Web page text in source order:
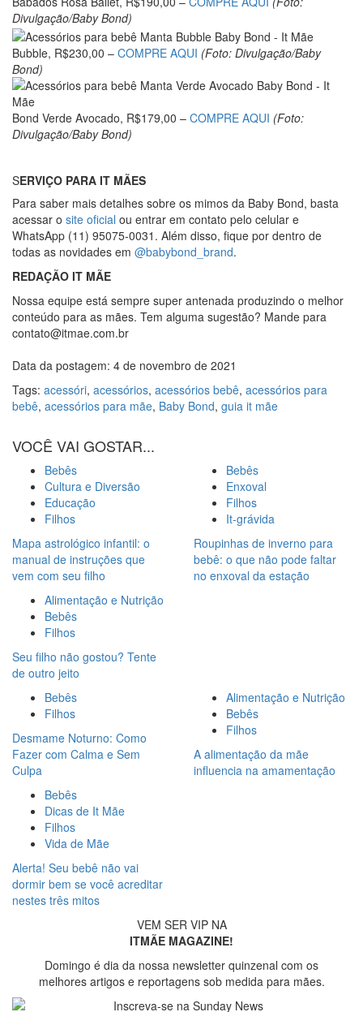
Divulgação/Baby Bond)
Bubble, R$230,00 – COMPRE AQUI (Foto: Divulgação/Baby
Bond)
Bond Verde Avocado, R$179,00 – COMPRE AQUI (Foto:
Divulgação/Baby Bond)
SERVIÇO PARA IT MÃES
Para saber mais detalhes sobre os mimos da Baby Bond, basta
acessar o site oficial ou entrar em contato pelo celular e
WhatsApp (11) 95075-0031. Além disso, fique por dentro de
todas as novidades em @babybond_brand.
REDAÇÃO IT MÃE
Nossa equipe está sempre super antenada produzindo o melhor
conteúdo para as mães. Tem alguma sugestão? Mande para
contato@itmae.com.br
Data da postagem: 4 de novembro de 2021
Tags: acessóri, acessórios, acessórios bebê, acessórios para
bebê, acessórios para mãe, Baby Bond, guia it mãe
VOCÊ VAI GOSTAR...
Bebês
Cultura e Diversão
Educação
Filhos
Mapa astrológico infantil: o
manual de instruções que
vem com seu filho
Bebês
Enxoval
Filhos
It-grávida
Roupinhas de inverno para
bebê: o que não pode faltar
no enxoval da estação
Alimentação e Nutrição
Bebês
Filhos
Seu filho não gostou? Tente
de outro jeito
Bebês
Filhos
Desmame Noturno: Como
Fazer com Calma e Sem
Culpa
Alimentação e Nutrição
Bebês
Filhos
A alimentação da mãe
influencia na amamentação
Bebês
Dicas de It Mãe
Filhos
Vida de Mãe
Alerta! Seu bebê não vai
dormir bem se você acreditar
nestes três mitos
VEM SER VIP NA
ITMÃE MAGAZINE!
Domingo é dia da nossa newsletter quinzenal com os
melhores artigos e reportagens sob medida para mães.